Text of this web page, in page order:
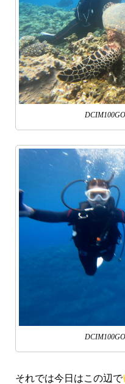
それでは今日はこの辺で